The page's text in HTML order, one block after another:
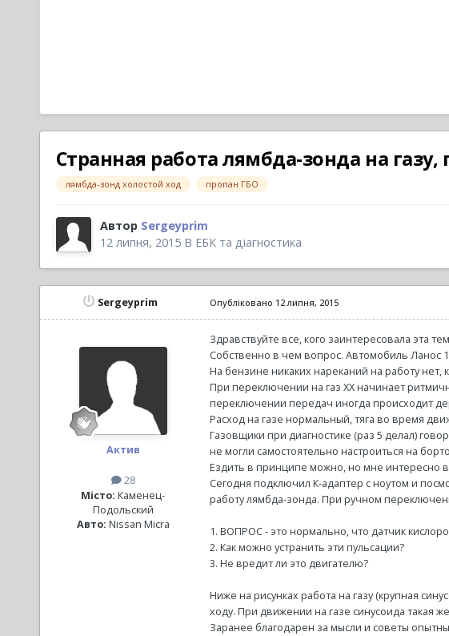
Странная работа лямбда-зонда на газу,
лямбда-зонд холостой ход пропан ГБО
Автор Sergeyprim
12 липня, 2015В ЕБК та діагностика
Sergeyprim
Актив
28
Місто: Каменец-
Подольский
Авто: Nissan Micra
Опубліковано 12 липня, 2015
Здравствуйте все, кого заинтересовала эта
Собственно в чем вопрос. Автомобиль Ланос
На бензине никаких нареканий на работу
При переключении на газ ХХ начинает
переключении передач иногда происходит
Расход на газе нормальный, тяга во время
Газовщики при диагностике (раз 5 делал)
не могли самостоятельно настроиться на
Ездить в принципе можно, но мне интересно
Сегодня подключил К-адаптер с ноутом и
работу лямбда-зонда. При ручном
1. ВОПРОС - это нормально, что датчик
2. Как можно устранить эти пульсации?
3. Не вредит ли это двигателю?
Ниже на рисунках работа на газу (крупная
ходу. При движении на газе синусоида такая
Заранее благодарен за мысли и советы